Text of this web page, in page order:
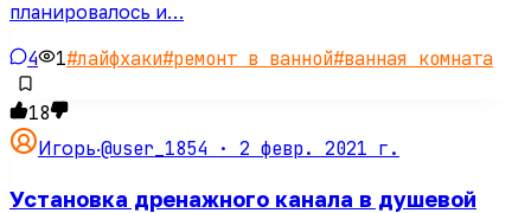
планировалось и…
4 1#лайфхаки#ремонт в ванной#ванная комната
18
Игорь·@user_1854 · 2 февр. 2021 г.
Установка дренажного канала в душевой